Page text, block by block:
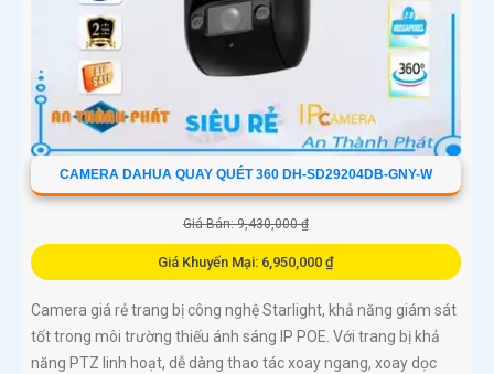
CAMERA DAHUA QUAY QUÉT 360 DH-SD29204DB-GNY-W
Giá Bán: 9,430,000 ₫
Giá Khuyến Mại: 6,950,000 ₫
Camera giá rẻ trang bị công nghệ Starlight, khả năng giám sát
tốt trong môi trường thiếu ánh sáng IP POE. Với trang bị khả
năng PTZ linh hoạt, dễ dàng thao tác xoay ngang, xoay dọc